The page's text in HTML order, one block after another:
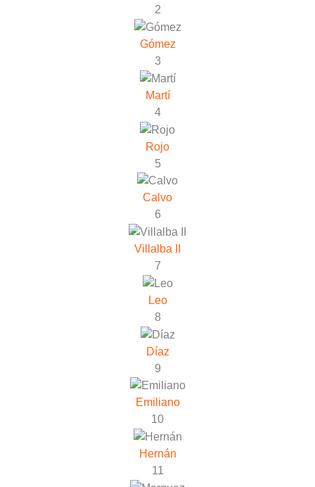
2
Gómez
3
Martí
4
Rojo
5
Calvo
6
Villalba II
7
Leo
8
Díaz
9
Emiliano
10
Hernán
11